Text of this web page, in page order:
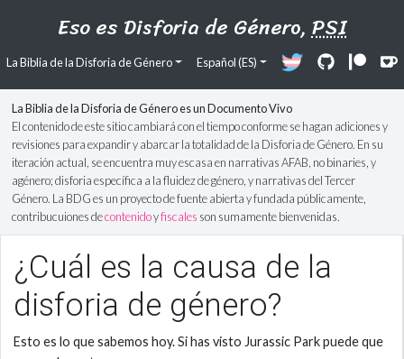
Eso es Disforia de Género,PSI
La Biblia de la Disforia de Género Español (ES)
La Biblia de la Disforia de Género es un Documento Vivo
El contenido de este sitio cambiará con el tiempo conforme se hagan adiciones y
revisiones para expandir y abarcar la totalidad de la Disforia de Género. En su
iteración actual, se encuentra muy escasa en narrativas AFAB, no binaries, y
agénero; disforia específica a la fluidez de género, y narrativas del Tercer
Género. La BDG es un proyecto de fuente abierta y fundada públicamente,
contribucuiones decontenidoyfiscales son sumamente bienvenidas.
¿Cuál es la causa de la
disforia de género?
Esto es lo que sabemos hoy. Si has visto Jurassic Park puede que